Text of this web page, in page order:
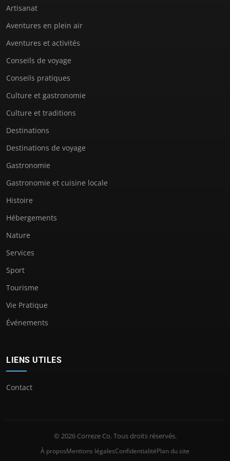
Artisanat
Aventures en plein air
Aventures et activités
Conseils de voyage
Conseils pratiques
Culture et gastronomie
Culture et traditions
Destinations
Destinations de voyage
Gastronomie
Gastronomie et cuisine locale
Histoire
Hébergements
Nature
Services
Sport
Tourisme
Vie Pratique
Événements
LIENS UTILES
Contact
© 2026 Correze Co. Tous droits réservés.
À proposMentions légalesConfidentialitéPlan du site